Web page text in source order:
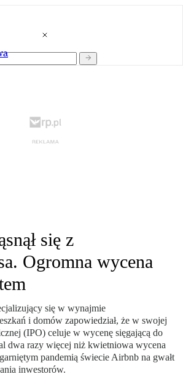
się z
Ogromna wycena
się w wynajmie
i domów zapowiedział, że w swojej
(IPO) celuje w wycenę sięgającą do
dwa razy więcej niż kwietniowa wycena
pandemią świecie Airbnb na gwałt
inwestorów.